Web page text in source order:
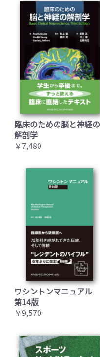
臨床のための脳と神経の
解剖学
￥7,480
ワシントンマニュアル
第14版
￥9,570